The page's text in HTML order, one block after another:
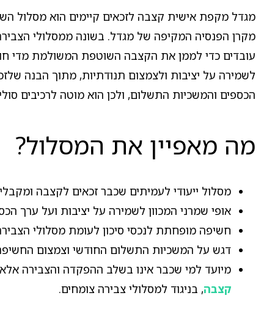
מגדל מקפת אישית קצבה לזכאים קיימים הוא מסלול
מקרן הפנסיה המקיפה של מגדל. בשונה ממסלולי
עובדים כדי לממן את הקצבה השוטפת המשולמת מדי
לשמירה על יציבות ולצמצום תנודתיות, מתוך הבנה
הכספים והמשכיות התשלום, ולכן הוא מוטה לרכיבים
מה מאפיין את המסלול?
מסלול ייעודי לעמיתים שכבר זכאים לקצבה
אופי שמרני המכוון לשמירה על יציבות ועל
חשיפה מופחתת לנכסי סיכון לעומת מסלולי
דגש על המשכיות התשלום החודשי וצמצום
מיועד למי שכבר אינו בשלב ההפקדה והצבירה
קצבה, בניגוד למסלולי צבירה צומחים.